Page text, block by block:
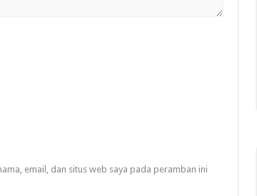
email, dan situs web saya pada peramban ini